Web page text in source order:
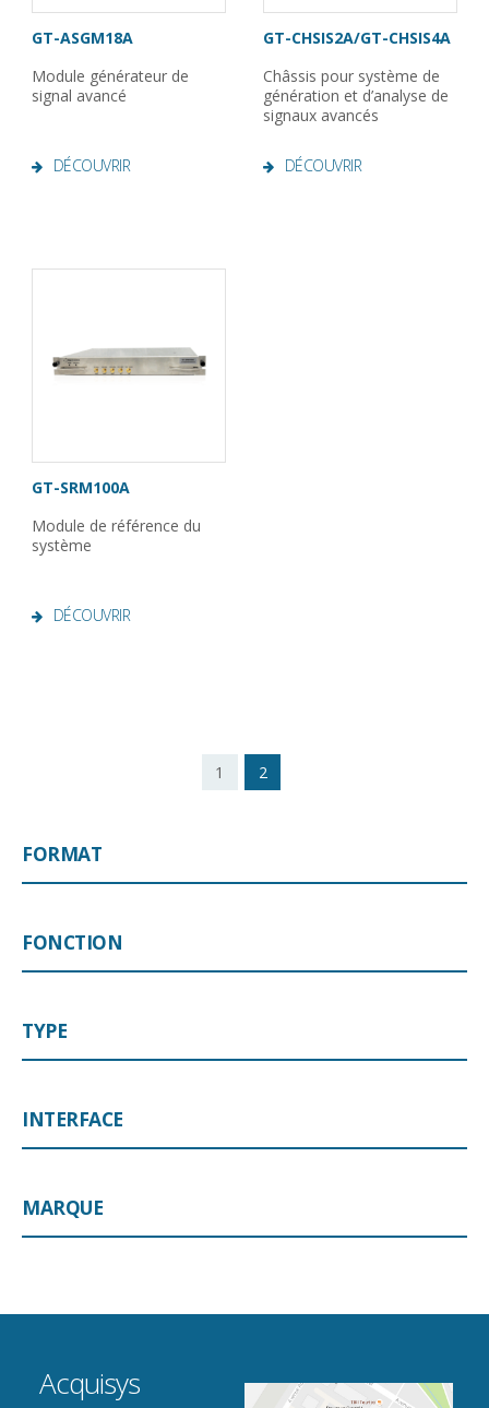
GT-ASGM18A
Module générateur de
signal avancé
DÉCOUVRIR
GT-CHSIS2A/GT-CHSIS4A
Châssis pour système de
génération et d’analyse de
signaux avancés
DÉCOUVRIR
GT-SRM100A
Module de référence du
système
DÉCOUVRIR
1 2
FORMAT
FONCTION
TYPE
INTERFACE
MARQUE
Acquisys